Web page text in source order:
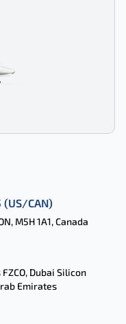
CAN)
M5H 1A1, Canada
Dubai Silicon
Emirates